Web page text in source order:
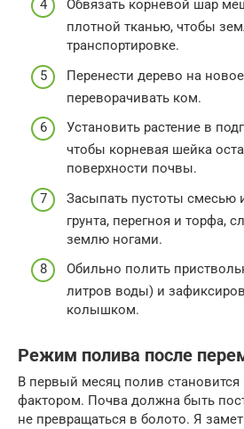
Обвязать корневой шар
плотной тканью, чтобы
транспортировке.
Перенести дерево на
переворачивать ком.
Установить растение в
чтобы корневая шейка
поверхности почвы.
Засыпать пустоты смесью
грунта, перегноя и торфа,
землю ногами.
Обильно полить
литров воды) и
колышком.
Режим полива после
В первый месяц полив становится
фактором. Почва должна быть
не превращаться в болото. Я